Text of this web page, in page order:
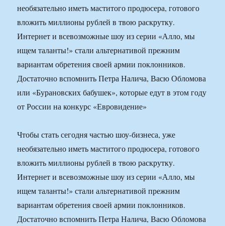
необязательно иметь маститого продюсера, готового
вложить миллионы рублей в твою раскрутку.
Интернет и всевозможные шоу из серии «Алло, мы
ищем таланты!» стали альтернативой прежним
вариантам обретения своей армии поклонников.
Достаточно вспомнить Петра Налича, Васю Обломова
или «Бурановских бабушек», которые едут в этом году
от России на конкурс «Евровидение»
Чтобы стать сегодня частью шоу-бизнеса, уже
необязательно иметь маститого продюсера, готового
вложить миллионы рублей в твою раскрутку.
Интернет и всевозможные шоу из серии «Алло, мы
ищем таланты!» стали альтернативой прежним
вариантам обретения своей армии поклонников.
Достаточно вспомнить Петра Налича, Васю Обломова